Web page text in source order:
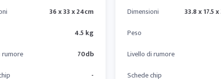
36 x 33 x 24cm
4.5 kg
rumore
70db
-
Dimensioni
33.8 x 17.5
Peso
Livello di rumore
Schede chip